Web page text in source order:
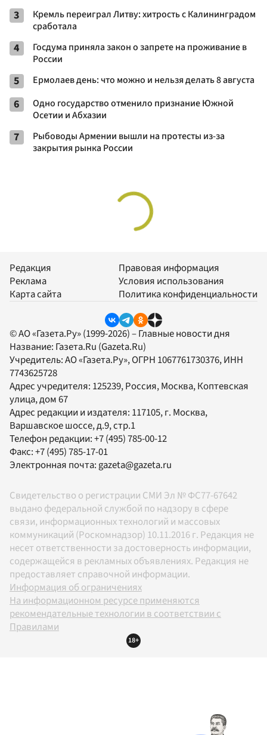
3
Кремль переиграл Литву: хитрость с Калининградом
сработала
4
Госдума приняла закон о запрете на проживание в
России
5 Ермолаев день: что можно и нельзя делать 8 августа
6
Одно государство отменило признание Южной
Осетии и Абхазии
7
Рыбоводы Армении вышли на протесты из-за
закрытия рынка России
Редакция
Реклама
Карта сайта
Правовая информация
Условия использования
Политика конфиденциальности
© АО «Газета.Ру» (1999-2026) – Главные новости дня
Название: Газета.Ru (Gazeta.Ru)
Учредитель:АО «Газета.Ру», ОГРН 1067761730376, ИНН
7743625728
Адрес учредителя: 125239, Россия, Москва, Коптевская
улица, дом 67
Адрес редакции и издателя: 117105, г. Москва,
Варшавское шоссе, д.9, стр.1
Телефон редакции:+7 (495) 785-00-12
Факс:+7 (495) 785-17-01
Электронная почта:gazeta@gazeta.ru
Свидетельство о регистрации СМИ Эл № ФС77-67642
выдано федеральной службой по надзору в сфере
связи, информационных технологий и массовых
коммуникаций (Роскомнадзор) 10.11.2016 г. Редакция не
несет ответственности за достоверность информации,
содержащейся в рекламных объявлениях. Редакция не
предоставляет справочной информации.
Информация об ограничениях
На информационном ресурсе применяются
рекомендательные технологии в соответствии с
Правилами
18+